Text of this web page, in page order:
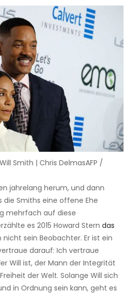
Smith | Chris DelmasAFP /
jahrelang herum, und dann
die Smiths eine offene Ehe
mehrfach auf diese
es 2015 Howard Stern das
nicht sein Beobachter. Er ist ein
darauf: Ich vertraue
Will ist, der Mann der Integrität
der Welt. Solange Will sich
in Ordnung sein kann, geht es